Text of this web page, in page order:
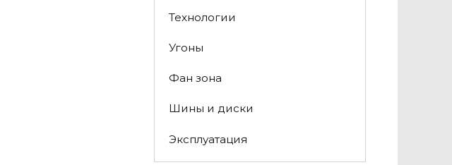
Технологии
Угоны
Фан зона
Шины и диски
Эксплуатация